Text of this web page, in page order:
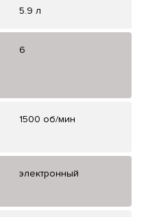
5.9 л
6
1500 об/мин
электронный